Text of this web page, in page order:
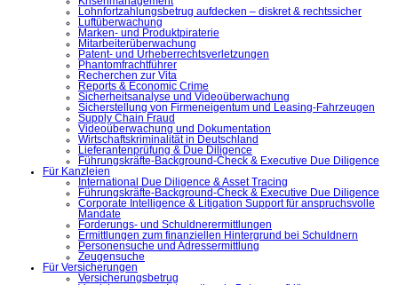
Lohnfortzahlungsbetrug aufdecken – diskret & rechtssicher
Luftüberwachung
Marken- und Produktpiraterie
Mitarbeiterüberwachung
Patent- und Urheberrechtsverletzungen
Phantomfrachtführer
Recherchen zur Vita
Reports & Economic Crime
Sicherheitsanalyse und Videoüberwachung
Sicherstellung von Firmeneigentum und Leasing-Fahrzeugen
Supply Chain Fraud
Videoüberwachung und Dokumentation
Wirtschaftskriminalität in Deutschland
Lieferantenprüfung & Due Diligence
Führungskräfte-Background-Check & Executive Due Diligence
Für Kanzleien
International Due Diligence & Asset Tracing
Führungskräfte-Background-Check & Executive Due Diligence
Corporate Intelligence & Litigation Support für anspruchsvolle
Mandate
Forderungs- und Schuldnerermittlungen
Ermittlungen zum finanziellen Hintergrund bei Schuldnern
Personensuche und Adressermittlung
Zeugensuche
Für Versicherungen
Versicherungsbetrug